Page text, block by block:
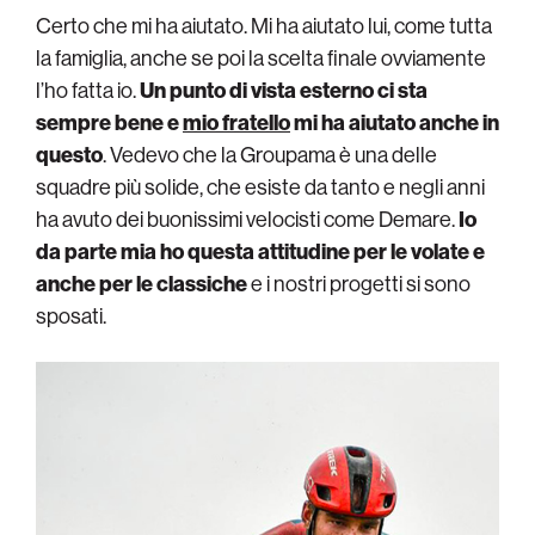
Certo che mi ha aiutato. Mi ha aiutato lui, come tutta
la famiglia, anche se poi la scelta finale ovviamente
l’ho fatta io.Un punto di vista esterno ci sta
sempre bene emio fratellomi ha aiutato anche in
questo. Vedevo che la Groupama è una delle
squadre più solide, che esiste da tanto e negli anni
ha avuto dei buonissimi velocisti come Demare.Io
da parte mia ho questa attitudine per le volate e
anche per le classichee i nostri progetti si sono
sposati.